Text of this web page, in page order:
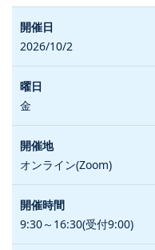
2026/10/2
金
オンライン(Zoom)
9:30～16:30(受付9:00)